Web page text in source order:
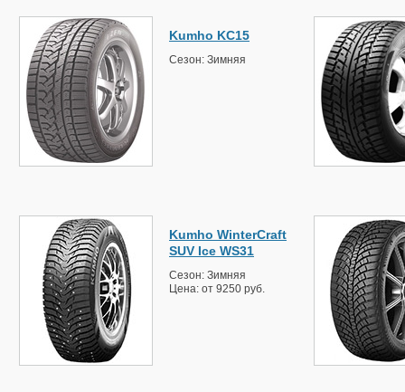
Kumho KC15
Сезон: Зимняя
Kumho WinterCraft
SUV Ice WS31
Сезон: Зимняя
Цена: от 9250 руб.